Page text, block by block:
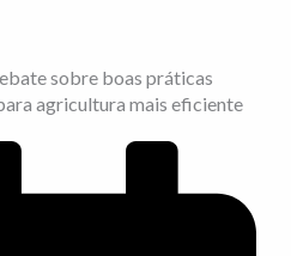
sobre boas práticas
agricultura mais eficiente